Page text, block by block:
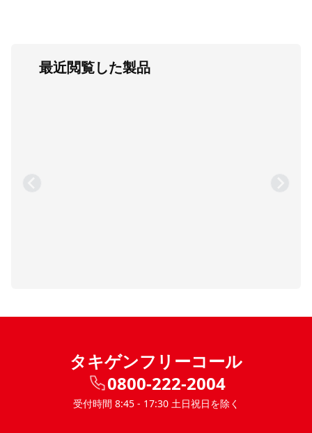
最近閲覧した製品
タキゲンフリーコール
0800-222-2004
受付時間 8:45 - 17:30 土日祝日を除く